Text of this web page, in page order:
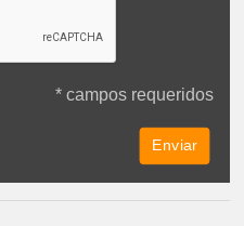
* campos requeridos